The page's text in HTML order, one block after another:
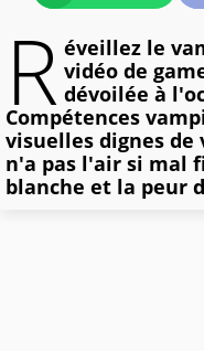
R éveillez le
vidéo de
dévoilée à
Compétences
visuelles dignes
n'a pas l'air si mal
blanche et la peur